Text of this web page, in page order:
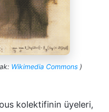
Wikimedia Commons )
kolektifinin üyeleri,